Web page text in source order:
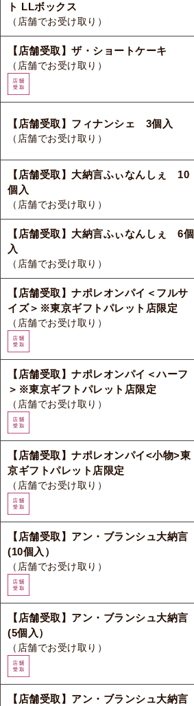
ト LLボックス
（店舗でお受け取り）
【店舗受取】ザ・ショートケーキ
（店舗でお受け取り）
【店舗受取】フィナンシェ 3個入
（店舗でお受け取り）
【店舗受取】大納言ふぃなんしぇ 10
個入
（店舗でお受け取り）
【店舗受取】大納言ふぃなんしぇ 6個
入
（店舗でお受け取り）
【店舗受取】ナポレオンパイ＜フルサ
イズ＞※東京ギフトパレット店限定
（店舗でお受け取り）
【店舗受取】ナポレオンパイ＜ハーフ
＞※東京ギフトパレット店限定
（店舗でお受け取り）
【店舗受取】ナポレオンパイ<小物>東
京ギフトパレット店限定
（店舗でお受け取り）
【店舗受取】アン・ブランシュ大納言
(10個入）
（店舗でお受け取り）
【店舗受取】アン・ブランシュ大納言
(5個入）
（店舗でお受け取り）
【店舗受取】アン・ブランシュ大納言